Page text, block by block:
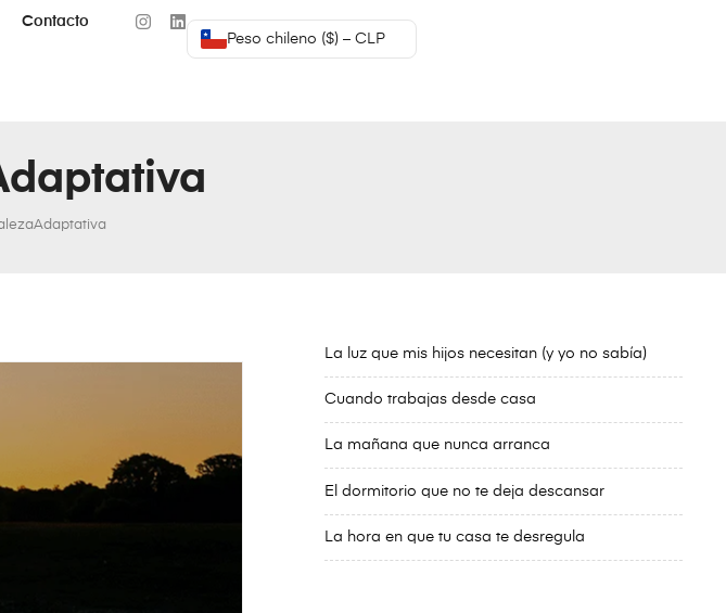
Contacto
Peso chileno ($) – CLP
La luz que mis hijos necesitan (y yo no sabía)
Cuando trabajas desde casa
La mañana que nunca arranca
El dormitorio que no te deja descansar
La hora en que tu casa te desregula